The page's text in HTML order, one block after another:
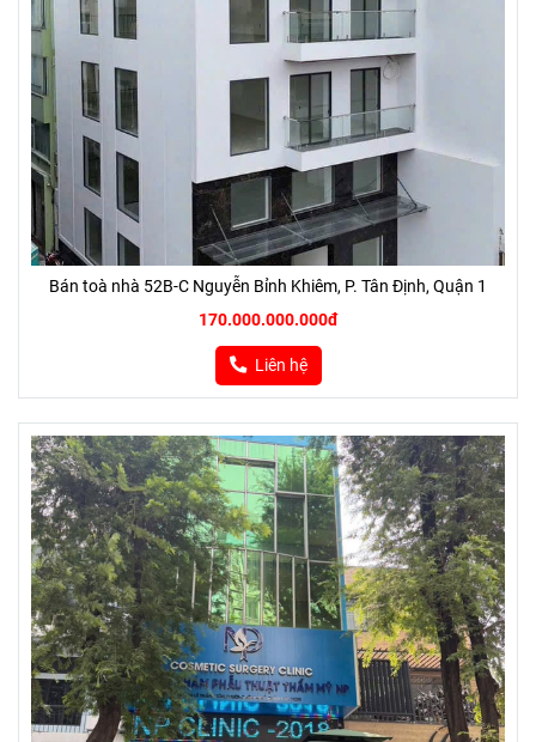
Bán toà nhà 52B-C Nguyễn Bỉnh Khiêm, P. Tân Định, Quận 1
170.000.000.000đ
Liên hệ